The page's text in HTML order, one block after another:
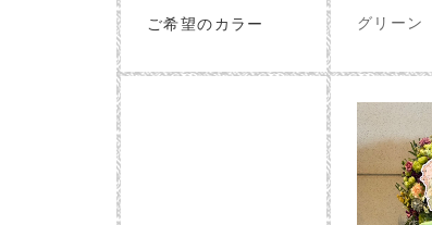
ご希望のカラー グリーン